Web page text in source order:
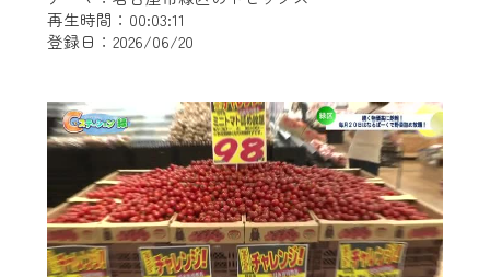
再生時間：00:03:11
登録日：2026/06/20